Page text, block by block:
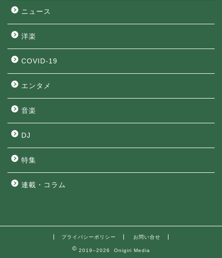
ニュース
洋楽
COVID-19
エンタメ
音楽
DJ
特集
連載・コラム
プライバシーポリシー お問い合せ
2019–2026 Onigiri Media